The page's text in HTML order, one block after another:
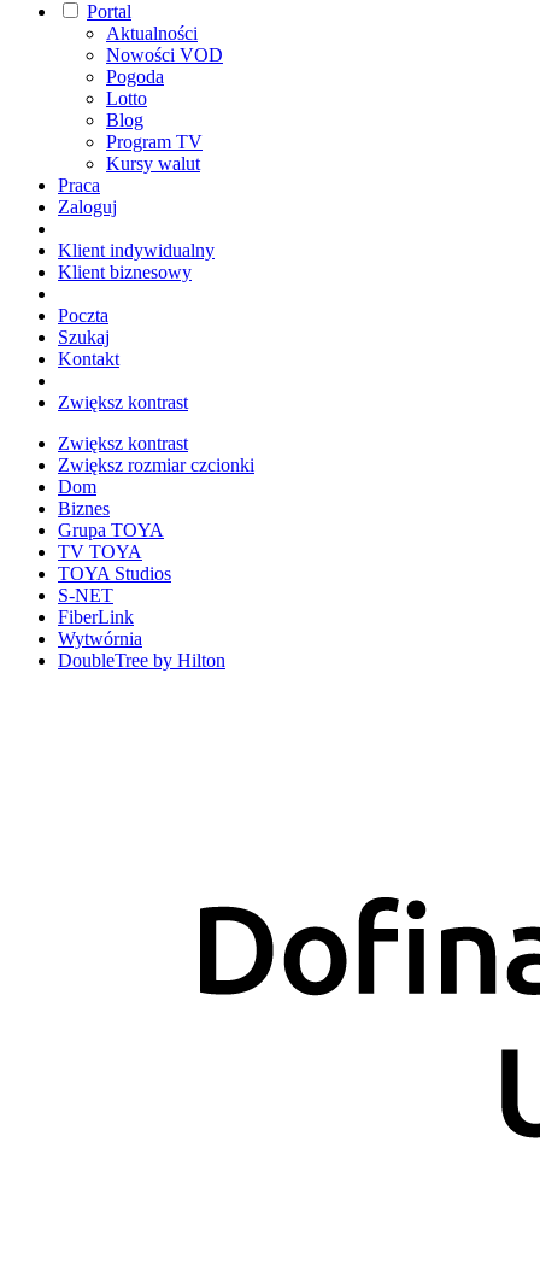
Portal
Aktualności
Nowości VOD
Pogoda
Lotto
Blog
Program TV
Kursy walut
Praca
Zaloguj
Klient indywidualny
Klient biznesowy
Poczta
Szukaj
Kontakt
Zwiększ kontrast
Zwiększ kontrast
Zwiększ rozmiar czcionki
Dom
Biznes
Grupa TOYA
TV TOYA
TOYA Studios
S-NET
FiberLink
Wytwórnia
DoubleTree by Hilton